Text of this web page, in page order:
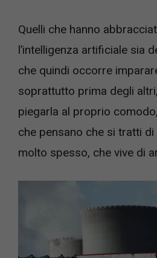
Quelli che hanno
l’intelligenza artificiale sia
che quindi occorre
soprattutto prima degli
piegarla al proprio
che pensano che si tratti
molto spesso, che vive di